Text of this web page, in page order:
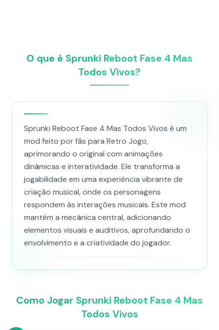
O que é Sprunki Reboot Fase 4 Mas
Todos Vivos?
Sprunki Reboot Fase 4 Mas Todos Vivos é um
mod feito por fãs para Retro Jogo,
aprimorando o original com animações
dinâmicas e interatividade. Ele transforma a
jogabilidade em uma experiência vibrante de
criação musical, onde os personagens
respondem às interações musicais. Este mod
mantém a mecânica central, adicionando
elementos visuais e auditivos, aprofundando o
envolvimento e a criatividade do jogador.
Como Jogar Sprunki Reboot Fase 4 Mas
Todos Vivos